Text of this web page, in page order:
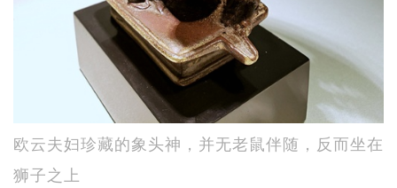
欧云夫妇珍藏的象头神，并无老鼠伴随，反而坐在
狮子之上